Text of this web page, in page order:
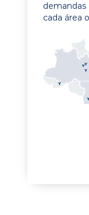
demandas
cada área